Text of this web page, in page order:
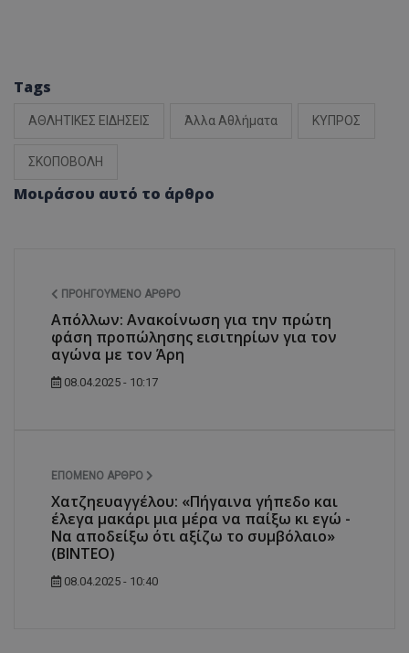
Tags
ΑΘΛΗΤΙΚΕΣ ΕΙΔΗΣΕΙΣ Άλλα Αθλήματα ΚΥΠΡΟΣ
ΣΚΟΠΟΒΟΛΗ
Μοιράσου αυτό το άρθρο
ΠΡΟΗΓΟΎΜΕΝΟ ΆΡΘΡΟ
Απόλλων: Ανακοίνωση για την πρώτη
φάση προπώλησης εισιτηρίων για τον
αγώνα με τον Άρη
08.04.2025 - 10:17
ΕΠΌΜΕΝΟ ΆΡΘΡΟ
Χατζηευαγγέλου: «Πήγαινα γήπεδο και
έλεγα μακάρι μια μέρα να παίξω κι εγώ -
Να αποδείξω ότι αξίζω το συμβόλαιο»
(ΒΙΝΤΕΟ)
08.04.2025 - 10:40